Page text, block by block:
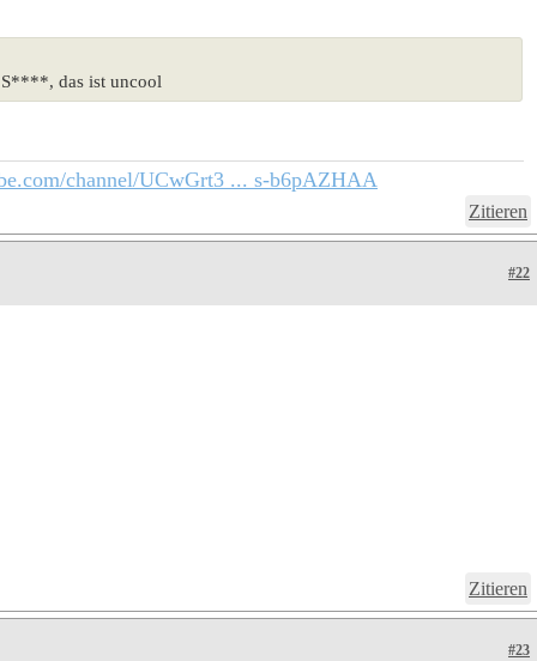
das ist uncool
channel/UCwGrt3 ... s-b6pAZHAA
Zitieren
#22
Zitieren
#23